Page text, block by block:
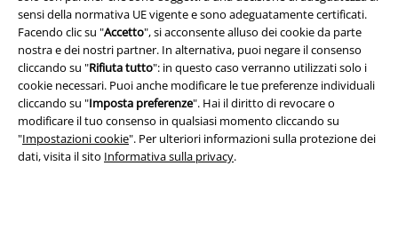
sensi della normativa UE vigente e sono adeguatamente certificati.
Facendo clic su "Accetto", si acconsente alluso dei cookie da parte
nostra e dei nostri partner. In alternativa, puoi negare il consenso
cliccando su "Rifiuta tutto": in questo caso verranno utilizzati solo i
cookie necessari. Puoi anche modificare le tue preferenze individuali
cliccando su "Imposta preferenze". Hai il diritto di revocare o
modificare il tuo consenso in qualsiasi momento cliccando su
"Impostazioni cookie". Per ulteriori informazioni sulla protezione dei
dati, visita il sito Informativa sulla privacy.
Legge sulla Privacy
Smaltimento rifiuti e protezione dell’ambiente
Dichiarazione di Conformità
Informazioni sull'accessibilità